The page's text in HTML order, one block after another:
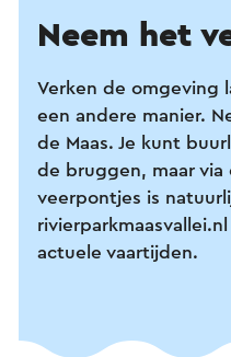
Neem het
Verken de omgeving
een andere manier.
de Maas. Je kunt
de bruggen, maar via
veerpontjes is
actuele vaartijden.